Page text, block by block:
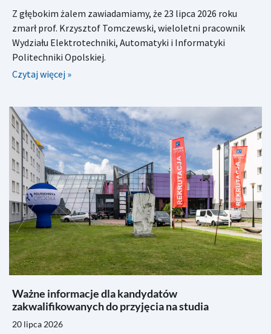
Z głębokim żalem zawiadamiamy, że 23 lipca 2026 roku
zmarł prof. Krzysztof Tomczewski, wieloletni pracownik
Wydziału Elektrotechniki, Automatyki i Informatyki
Politechniki Opolskiej.
Czytaj więcej »
Ważne informacje dla kandydatów
zakwalifikowanych do przyjęcia na studia
20 lipca 2026